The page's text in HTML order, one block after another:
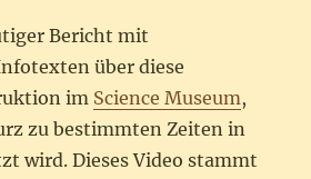
Bericht mit
über diese
im Science Museum,
zu bestimmten Zeiten in
wird. Dieses Video stammt